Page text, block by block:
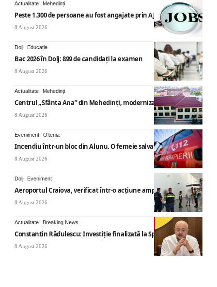
Actualitate Mehedinți
Peste 1.300 de persoane au fost angajate prin AJOFM Mehedinți
8 August 2026
Dolj Educație
Bac 2026 în Dolj: 899 de candidați la examen
8 August 2026
Actualitate Mehedinți
Centrul „Sfânta Ana” din Mehedinți, modernizat
8 August 2026
Eveniment Oltenia
Incendiu într-un bloc din Alunu. O femeie salvată
8 August 2026
Dolj Eveniment
Aeroportul Craiova, verificat într-o acțiune amplă
8 August 2026
Actualitate Breaking News
Constantin Rădulescu: Investiție finalizată la Spitalul Mihăești
8 August 2026